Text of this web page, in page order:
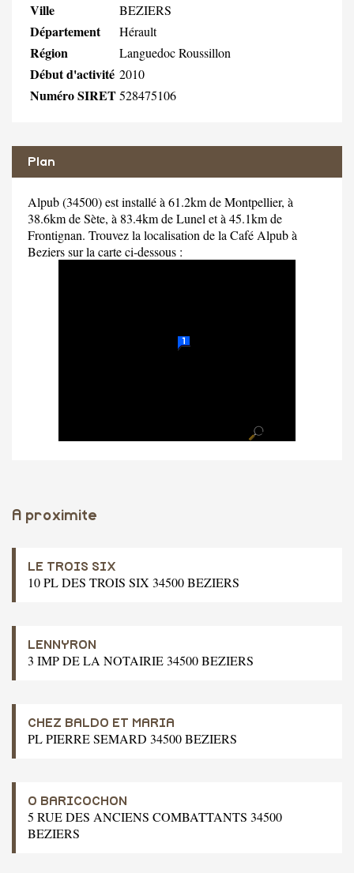
Ville BEZIERS
Département Hérault
Région Languedoc Roussillon
Début d'activité 2010
Numéro SIRET528475106
Plan
Alpub (34500) est installé à 61.2km de Montpellier, à
38.6km de Sète, à 83.4km de Lunel et à 45.1km de
Frontignan. Trouvez la localisation de la Café Alpub à
Beziers sur la carte ci-dessous :
A proximite
LE TROIS SIX
10 PL DES TROIS SIX 34500 BEZIERS
LENNYRON
3 IMP DE LA NOTAIRIE 34500 BEZIERS
CHEZ BALDO ET MARIA
PL PIERRE SEMARD 34500 BEZIERS
O BARICOCHON
5 RUE DES ANCIENS COMBATTANTS 34500
BEZIERS